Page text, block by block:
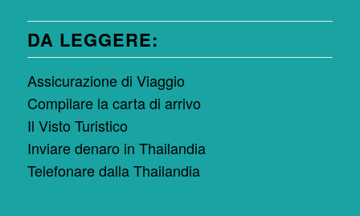
DA LEGGERE:
Assicurazione di Viaggio
Compilare la carta di arrivo
Il Visto Turistico
Inviare denaro in Thailandia
Telefonare dalla Thailandia